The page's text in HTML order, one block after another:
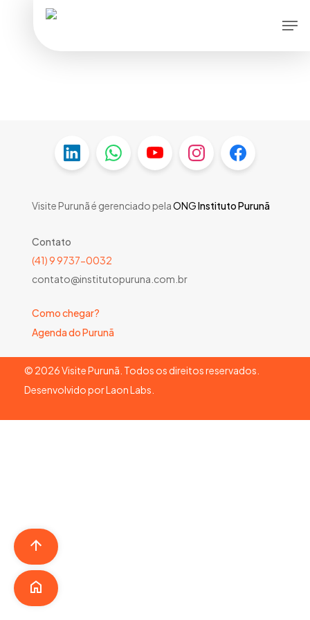
Visite Purunã é gerenciado pelaONGInstituto Purunã
Contato
(41) 9 9737-0032
contato@institutopuruna.com.br
Como chegar?
Agenda do Purunã
© 2026Visite Purunã. Todos os direitos reservados.
Desenvolvido porLaon Labs